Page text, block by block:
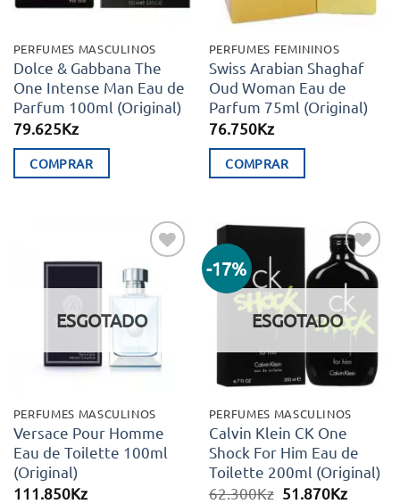
PERFUMES MASCULINOS
Dolce & Gabbana The
One Intense Man Eau de
Parfum 100ml (Original)
79.625Kz
COMPRAR
PERFUMES FEMININOS
Swiss Arabian Shaghaf
Oud Woman Eau de
Parfum 75ml (Original)
76.750Kz
COMPRAR
Adicionar
aos meus
ESGOTADO
PERFUMES MASCULINOS
Versace Pour Homme
Eau de Toilette 100ml
(Original)
111.850Kz
-17%
Adicionar
aos meus
desejos
ESGOTADO
PERFUMES MASCULINOS
Calvin Klein CK One
Shock For Him Eau de
Toilette 200ml (Original)
62.300Kz O
51.870KzO